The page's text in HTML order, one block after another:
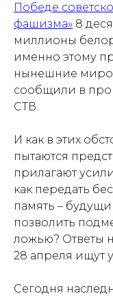
Победе
фашизма» 8
миллионы
именно этому
нынешние
сообщили в
СТВ.
И как в этих
пытаются
прилагают
как передать
память –
позволить
ложью? Ответы
28 апреля ищут
Сегодня